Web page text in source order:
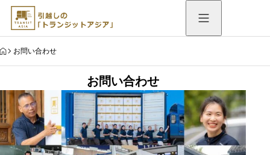
HOME
お問い合わせ
お問い合わせ